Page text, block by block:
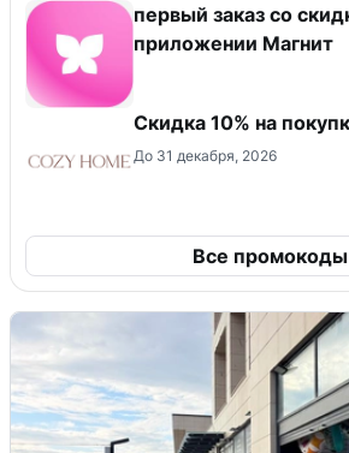
первый заказ со
приложении Магнит
Скидка 10% на
До 31 декабря, 2026
Все промокоды